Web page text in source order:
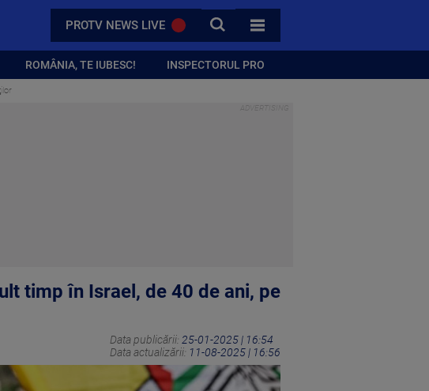
PROTV NEWS LIVE CAUTA
TOATE CATEGORIILE
ROMÂNIA, TE IUBESC! INSPECTORUL PRO
timp în Israel, de 40 de ani, pe
Data publicării: 25-01-2025 | 16:54
Data actualizării: 11-08-2025 | 16:56